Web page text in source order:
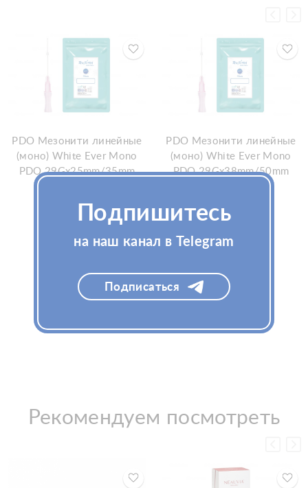
PDO Мезонити линейные
(моно) White Ever Mono
PDO 29Gx25mm/35mm
PDO Мезонити линейные
(моно) White Ever Mono
PDO 29Gx38mm/50mm
Рекомендуем посмотреть
Подпишитесь
на наш канал в Telegram
Подписаться